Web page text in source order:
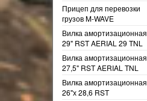
Прицеп для перевозки
грузов M-WAVE
Вилка амортизационная
29" RST AERIAL 29 TNL
Вилка амортизационная
27,5" RST AERIAL TNL
Вилка амортизационная
26"х 28,6 RST